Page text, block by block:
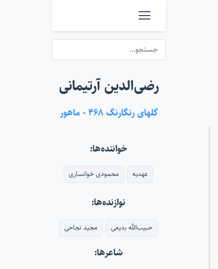
رضی‌الدین آرتیمانی
گلهای رنگارنگ ۴۶۸ - ماهور
خواننده‌ها:
عهدیه محمودی خوانساری
نوازنده‌ها:
حبیب‌الله بدیعی مجید نجاحی
شاعرها: